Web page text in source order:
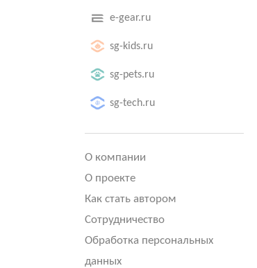
e-gear.ru
sg-kids.ru
sg-pets.ru
sg-tech.ru
О компании
О проекте
Как стать автором
Сотрудничество
Обработка персональных
данных